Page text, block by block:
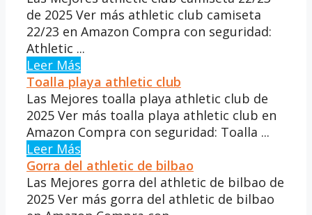
de 2025 Ver más athletic club camiseta
22/23 en Amazon Compra con seguridad:
Athletic ...
Leer Más
Toalla playa athletic club
Las Mejores toalla playa athletic club de
2025 Ver más toalla playa athletic club en
Amazon Compra con seguridad: Toalla ...
Leer Más
Gorra del athletic de bilbao
Las Mejores gorra del athletic de bilbao de
2025 Ver más gorra del athletic de bilbao